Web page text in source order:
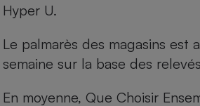
Hyper U.
Le palmarès des magasins est
semaine sur la base des
En moyenne, Que Choisir